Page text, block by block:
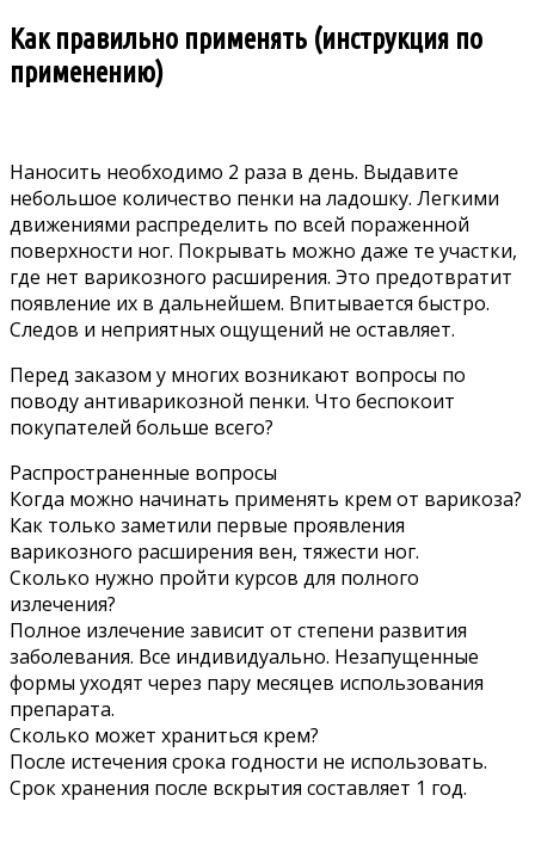
Как правильно применять (инструкция по
применению)
Наносить необходимо 2 раза в день. Выдавите
небольшое количество пенки на ладошку. Легкими
движениями распределить по всей пораженной
поверхности ног. Покрывать можно даже те участки,
где нет варикозного расширения. Это предотвратит
появление их в дальнейшем. Впитывается быстро.
Следов и неприятных ощущений не оставляет.
Перед заказом у многих возникают вопросы по
поводу антиварикозной пенки. Что беспокоит
покупателей больше всего?
Распространенные вопросы
Когда можно начинать применять крем от варикоза?
Как только заметили первые проявления
варикозного расширения вен, тяжести ног.
Сколько нужно пройти курсов для полного
излечения?
Полное излечение зависит от степени развития
заболевания. Все индивидуально. Незапущенные
формы уходят через пару месяцев использования
препарата.
Сколько может храниться крем?
После истечения срока годности не использовать.
Срок хранения после вскрытия составляет 1 год.